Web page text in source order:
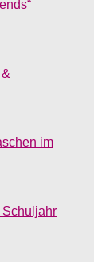
im
Schuljahr